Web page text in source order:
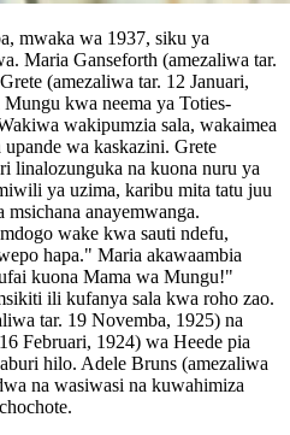
mwaka wa 1937, siku ya
Maria Ganseforth (amezaliwa tar.
(amezaliwa tar. 12 Januari,
kwa neema ya Toties-
wakipumzia sala, wakaimea
wa kaskazini. Grete
linalozunguka na kuona nuru ya
ya uzima, karibu mita tatu juu
msichana anayemwanga.
wake kwa sauti ndefu,
hapa." Maria akawaambia
kuona Mama wa Mungu!"
ili kufanya sala kwa roho zao.
tar. 19 Novemba, 1925) na
Februari, 1924) wa Heede pia
hilo. Adele Bruns (amezaliwa
na wasiwasi na kuwahimiza